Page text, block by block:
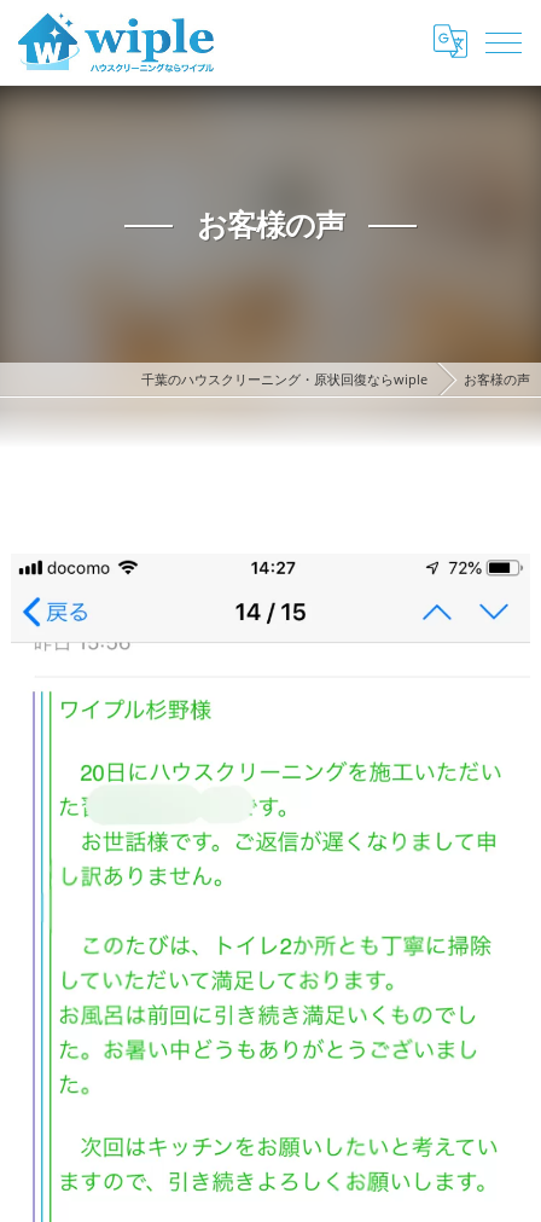
お客様の声
千葉のハウスクリーニング・原状回復ならwiple お客様の声